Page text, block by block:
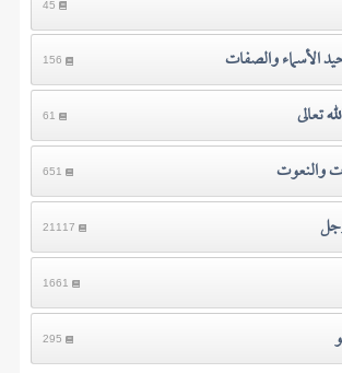
45
الأسماء والصفات 156
تعالى 61
والنعوت 651
21117
1661
295